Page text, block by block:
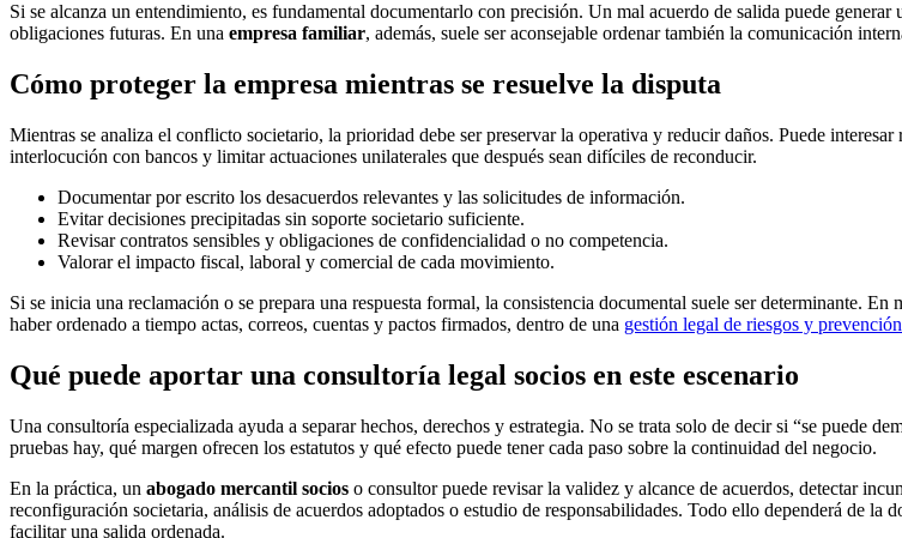
Si se alcanza un entendimiento, es fundamental documentarlo con precisión. Un mal acuerdo de salida puede
obligaciones futuras. En una empresa familiar, además, suele ser aconsejable ordenar también la comunicación
Cómo proteger la empresa mientras se resuelve la disputa
Mientras se analiza el conflicto societario, la prioridad debe ser preservar la operativa y reducir daños. Puede
interlocución con bancos y limitar actuaciones unilaterales que después sean difíciles de reconducir.
Documentar por escrito los desacuerdos relevantes y las solicitudes de información.
Evitar decisiones precipitadas sin soporte societario suficiente.
Revisar contratos sensibles y obligaciones de confidencialidad o no competencia.
Valorar el impacto fiscal, laboral y comercial de cada movimiento.
Si se inicia una reclamación o se prepara una respuesta formal, la consistencia documental suele ser determinante.
haber ordenado a tiempo actas, correos, cuentas y pactos firmados, dentro de una gestión legal de riesgos y
Qué puede aportar una consultoría legal socios en este escenario
Una consultoría especializada ayuda a separar hechos, derechos y estrategia. No se trata solo de decir si “se puede
pruebas hay, qué margen ofrecen los estatutos y qué efecto puede tener cada paso sobre la continuidad del negocio.
En la práctica, un abogado mercantil socios o consultor puede revisar la validez y alcance de acuerdos, detectar
reconfiguración societaria, análisis de acuerdos adoptados o estudio de responsabilidades. Todo ello dependerá de
facilitar una salida ordenada.